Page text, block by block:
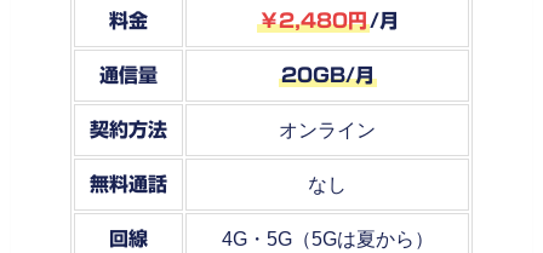
料金 ￥2,480円/月
通信量 20GB/月
契約方法 オンライン
無料通話 なし
回線 4G・5G（5Gは夏から）